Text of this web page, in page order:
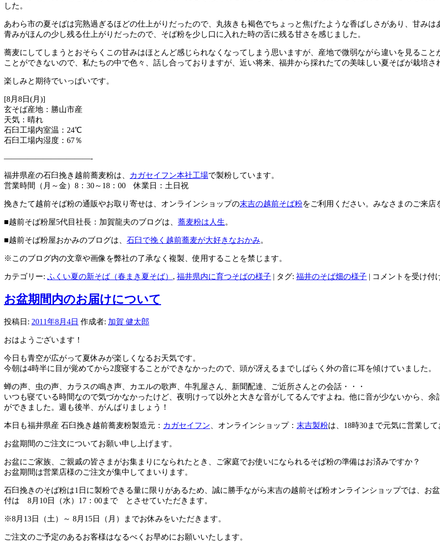
した。
あわら市の夏そばは完熟過ぎるほどの仕上がりだったので、丸抜きも褐色でちょっと焦げたような香ばしさがあり、甘み
青みがほんの少し残る仕上がりだったので、そば粉を少し口に入れた時の舌に残る甘さを感じました。
蕎麦にしてしまうとおそらくこの甘みはほとんど感じられなくなってしまう思いますが、産地で微弱ながら違いを見るこ
ことができないので、私たちの中で色々、話し合っておりますが、近い将来、福井から採れたての美味しい夏そばが栽培さ
楽しみと期待でいっぱいです。
[8月8日(月)]
玄そば産地：勝山市産
天気：晴れ
石臼工場内室温：24℃
石臼工場内湿度：67％
———————————-
福井県産の石臼挽き越前蕎麦粉は、 カガセイフン本社工場で製粉しています。
営業時間（月～金）8：30～18：00 休業日：土日祝
挽きたて越前そば粉の通販やお取り寄せは、オンラインショップの末吉の越前そば粉をご利用ください。みなさまのご来店
■越前そば粉屋5代目社長：加賀龍夫のブログは、 蕎麦粉は人生。
■越前そば粉屋おかみのブログは、 石臼で挽く越前蕎麦が大好きなおかみ。
※このブログ内の文章や画像を弊社の了承なく複製、使用することを禁じます。
カテゴリー: ふくい夏の新そば（春まき夏そば） , 福井県内に育つそばの様子 | タグ: 福井のそば畑の様子 | 福
栽
大
の
ば
コメントを受け付
お盆期間内のお届けについて
投稿日: 2011年8月4日 作成者: 加賀 健太郎
おはようございます！
今日も青空が広がって夏休みが楽しくなるお天気です。
今朝は4時半に目が覚めてから2度寝することができなかったので、頭が冴えるまでしばらく外の音に耳を傾けていました。
蝉の声、虫の声、カラスの鳴き声、カエルの歌声、牛乳屋さん、新聞配達、ご近所さんとの会話・・・
いつも寝ている時間なので気づかなかったけど、夜明けって以外と大きな音がしてるんですよね。他に音が少ないから、
ができました。週も後半、がんばりましょう！
本日も福井県産 石臼挽き越前蕎麦粉製造元： カガセイフン 、オンラインショップ： 末吉製粉は、18時30まで元気に営業し
お盆期間のご注文についてお願い申し上げます。
お盆にご家族、ご親戚の皆さまがお集まりになられたとき、ご家庭でお使いになられるそば粉の準備はお済みですか？
お盆期間は営業店様のご注文が集中してまいります。
石臼挽きのそば粉は1日に製粉できる量に限りがあるため、誠に勝手ながら末吉の越前そば粉オンラインショップでは、
付は 8月10日（水）17：00まで とさせていただきます。
※8月13日（土）～ 8月15日（月）までお休みをいただきます。
ご注文のご予定のあるお客様はなるべくお早めにお願いいたします。